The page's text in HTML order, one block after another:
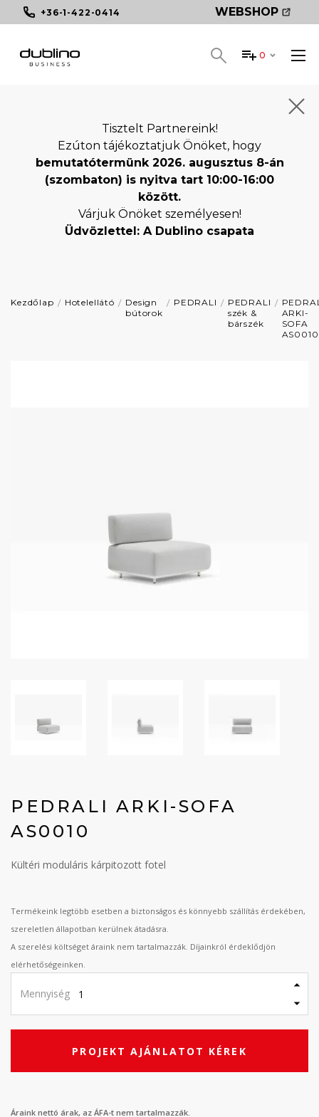
+36-1-422-0414 WEBSHOP
0
Tisztelt Partnereink!
Ezúton tájékoztatjuk Önöket, hogy
bemutatótermünk 2026. augusztus 8-án
(szombaton) is nyitva tart 10:00-16:00
között.
Várjuk Önöket személyesen!
Üdvözlettel: A Dublino csapata
Kezdőlap Hotelellátó
Design
bútorok
PEDRALI
PEDRALI
szék &
bárszék
ARKI-
SOFA
AS0010
PEDRALI ARKI-SOFA
AS0010
Kültéri moduláris kárpitozott fotel
Termékeink legtöbb esetben a biztonságos és könnyebb szállítás érdekében,
szereletlen állapotban kerülnek átadásra.
A szerelési költséget áraink nem tartalmazzák. Díjainkról érdeklődjön
elérhetőségeinken.
Mennyiség
PROJEKT AJÁNLATOT KÉREK
Áraink nettó árak, az ÁFA-t nem tartalmazzák.